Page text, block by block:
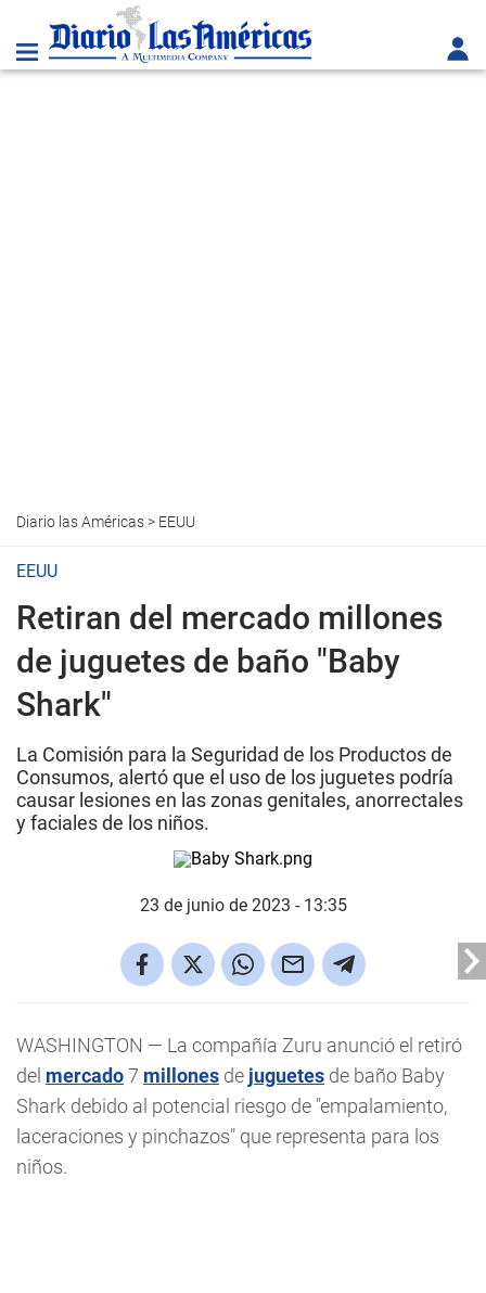
Diario las Américas> EEUU
EEUU
Retiran del mercado millones
de juguetes de baño "Baby
Shark"
La Comisión para la Seguridad de los Productos de
Consumos, alertó que el uso de los juguetes podría
causar lesiones en las zonas genitales, anorrectales
y faciales de los niños.
23 de junio de 2023 - 13:35
WASHINGTON — La compañía Zuru anunció el retiró
del mercado7 millones de juguetes de baño Baby
Shark debido al potencial riesgo de "empalamiento,
laceraciones y pinchazos" que representa para los
niños.